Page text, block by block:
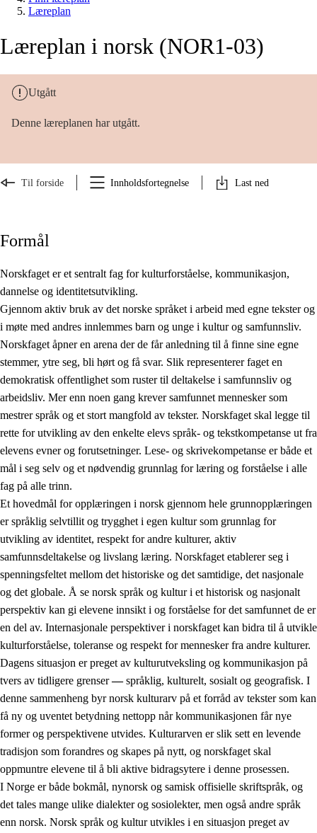
Læreplan
Læreplan i norsk (NOR1-03)
Utgått
Denne læreplanen har utgått.
Til forside Innholdsfortegnelse Last ned
Formål
Norskfaget er et sentralt fag for kulturforståelse, kommunikasjon,
dannelse og identitetsutvikling.
Gjennom aktiv bruk av det norske språket i arbeid med egne tekster og
i møte med andres innlemmes barn og unge i kultur og samfunnsliv.
Norskfaget åpner en arena der de får anledning til å finne sine egne
stemmer, ytre seg, bli hørt og få svar. Slik representerer faget en
demokratisk offentlighet som ruster til deltakelse i samfunnsliv og
arbeidsliv. Mer enn noen gang krever samfunnet mennesker som
mestrer språk og et stort mangfold av tekster. Norskfaget skal legge til
rette for utvikling av den enkelte elevs språk- og tekstkompetanse ut fra
elevens evner og forutsetninger. Lese- og skrivekompetanse er både et
mål i seg selv og et nødvendig grunnlag for læring og forståelse i alle
fag på alle trinn.
Et hovedmål for opplæringen i norsk gjennom hele grunnopplæringen
er språklig selvtillit og trygghet i egen kultur som grunnlag for
utvikling av identitet, respekt for andre kulturer, aktiv
samfunnsdeltakelse og livslang læring. Norskfaget etablerer seg i
spenningsfeltet mellom det historiske og det samtidige, det nasjonale
og det globale. Å se norsk språk og kultur i et historisk og nasjonalt
perspektiv kan gi elevene innsikt i og forståelse for det samfunnet de er
en del av. Internasjonale perspektiver i norskfaget kan bidra til å utvikle
kulturforståelse, toleranse og respekt for mennesker fra andre kulturer.
Dagens situasjon er preget av kulturutveksling og kommunikasjon på
tvers av tidligere grenser—språklig, kulturelt, sosialt og geografisk. I
denne sammenheng byr norsk kulturarv på et forråd av tekster som kan
få ny og uventet betydning nettopp når kommunikasjonen får nye
former og perspektivene utvides. Kulturarven er slik sett en levende
tradisjon som forandres og skapes på nytt, og norskfaget skal
oppmuntre elevene til å bli aktive bidragsytere i denne prosessen.
I Norge er både bokmål, nynorsk og samisk offisielle skriftspråk, og
det tales mange ulike dialekter og sosiolekter, men også andre språk
enn norsk. Norsk språk og kultur utvikles i en situasjon preget av